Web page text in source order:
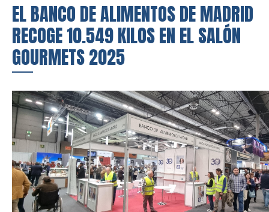
EL BANCO DE ALIMENTOS DE MADRID
RECOGE 10.549 KILOS EN EL SALÓN
GOURMETS 2025